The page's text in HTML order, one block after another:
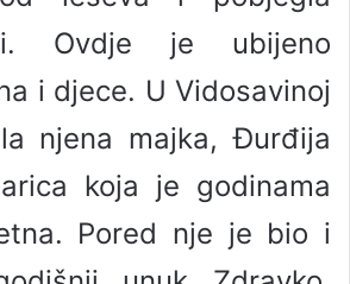
Ovdje je ubijeno
i djece. U Vidosavinoj
njena majka, Đurđija
koja je godinama
Pored nje je bio i